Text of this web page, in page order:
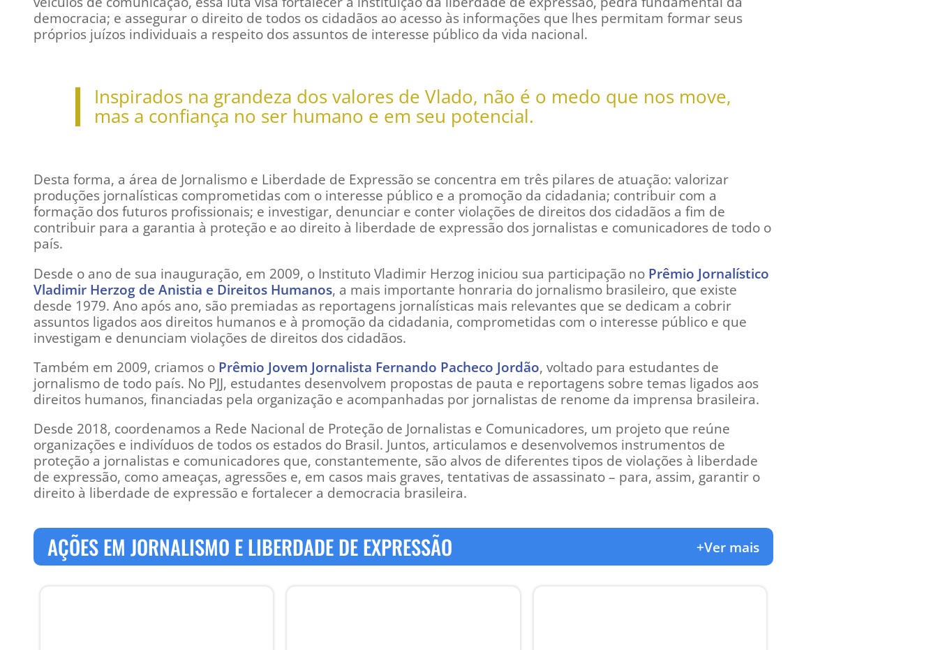
democracia; e assegurar o direito de todos os cidadãos ao acesso às informações que lhes permitam formar seus
próprios juízos individuais a respeito dos assuntos de interesse público da vida nacional.
Inspirados na grandeza dos valores de Vlado, não é o medo que nos move,
mas a confiança no ser humano e em seu potencial.
Desta forma, a área de Jornalismo e Liberdade de Expressão se concentra em três pilares de atuação: valorizar
produções jornalísticas comprometidas com o interesse público e a promoção da cidadania; contribuir com a
formação dos futuros profissionais; e investigar, denunciar e conter violações de direitos dos cidadãos a fim de
contribuir para a garantia à proteção e ao direito à liberdade de expressão dos jornalistas e comunicadores de todo o
país.
Desde o ano de sua inauguração, em 2009, o Instituto Vladimir Herzog iniciou sua participação no Prêmio Jornalístico
Vladimir Herzog de Anistia e Direitos Humanos, a mais importante honraria do jornalismo brasileiro, que existe
desde 1979. Ano após ano, são premiadas as reportagens jornalísticas mais relevantes que se dedicam a cobrir
assuntos ligados aos direitos humanos e à promoção da cidadania, comprometidas com o interesse público e que
investigam e denunciam violações de direitos dos cidadãos.
Também em 2009, criamos o Prêmio Jovem Jornalista Fernando Pacheco Jordão, voltado para estudantes de
jornalismo de todo país. No PJJ, estudantes desenvolvem propostas de pauta e reportagens sobre temas ligados aos
direitos humanos, financiadas pela organização e acompanhadas por jornalistas de renome da imprensa brasileira.
Desde 2018, coordenamos a Rede Nacional de Proteção de Jornalistas e Comunicadores, um projeto que reúne
organizações e indivíduos de todos os estados do Brasil. Juntos, articulamos e desenvolvemos instrumentos de
proteção a jornalistas e comunicadores que, constantemente, são alvos de diferentes tipos de violações à liberdade
de expressão, como ameaças, agressões e, em casos mais graves, tentativas de assassinato – para, assim, garantir o
direito à liberdade de expressão e fortalecer a democracia brasileira.
AÇÕES EM JORNALISMO E LIBERDADE DE EXPRESSÃO +Ver mais